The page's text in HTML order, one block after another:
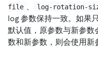
file
log-rotation-
log 参数保持一致。如果
默认值，原参数与新参数
数和新参数，则会使用新